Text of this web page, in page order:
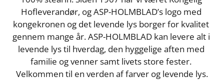
Hofleverandør, og ASP-HOLMBLAD’s logo med
kongekronen og det levende lys borger for kvalitet
gennem mange år. ASP-HOLMBLAD kan levere alt i
levende lys til hverdag, den hyggelige aften med
familie og venner samt livets store fester.
Velkommen til en verden af farver og levende lys.